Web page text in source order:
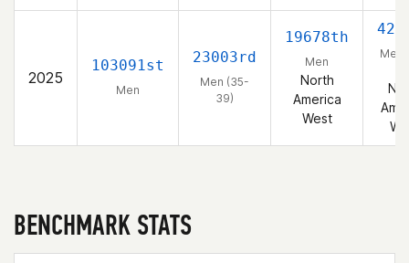
2025
103091st
Men
23003rd
Men (35-
39)
19678th
Men
North
America
West
Men
BENCHMARK STATS